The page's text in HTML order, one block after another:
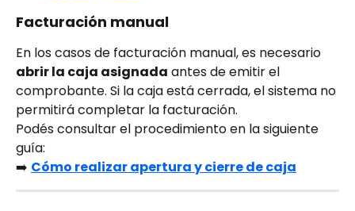
Facturación manual
En los casos de facturación manual, es necesario
abrir la caja asignada antes de emitir el
comprobante. Si la caja está cerrada, el sistema no
permitirá completar la facturación.
Podés consultar el procedimiento en la siguiente
guía:
➡️ Cómo realizar apertura y cierre de caja